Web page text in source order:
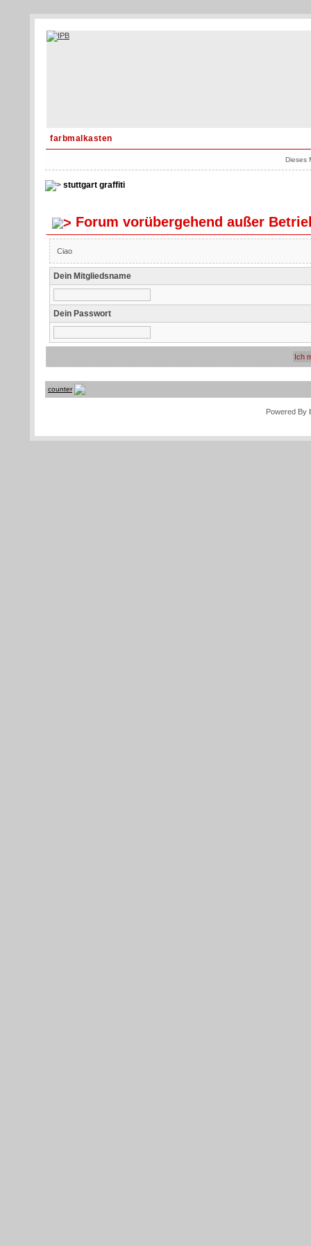
farbmalkasten
Dieses
stuttgart graffiti
Forum vorübergehend außer
Ciao
Dein Mitgliedsname
Dein Passwort
counter
Powered By